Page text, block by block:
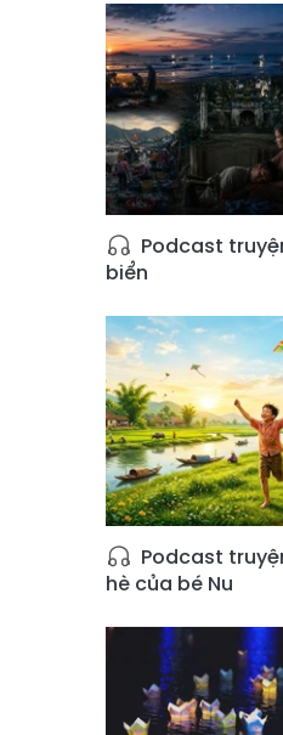
Podcast
biển
Podcast
hè của bé Nu